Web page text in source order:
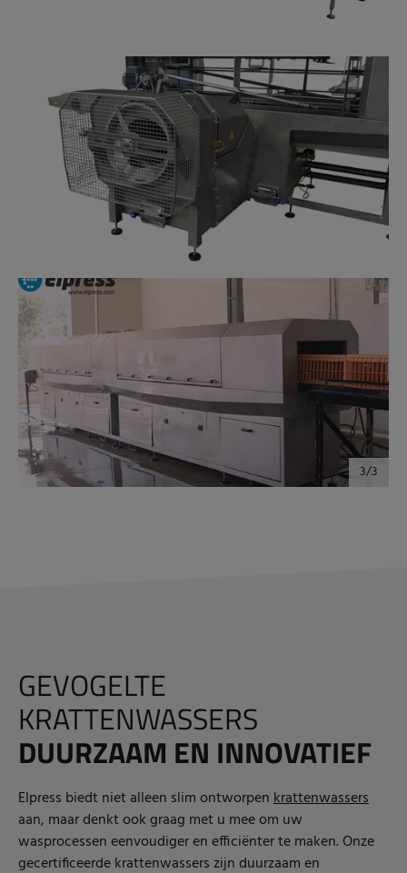
GEVOGELTE
KRATTENWASSERS
DUURZAAM EN INNOVATIEF
Elpress biedt niet alleen slim ontworpenkrattenwassers
aan, maar denkt ook graag met u mee om uw
wasprocessen eenvoudiger en efficiënter te maken. Onze
gecertificeerde krattenwassers zijn duurzaam en